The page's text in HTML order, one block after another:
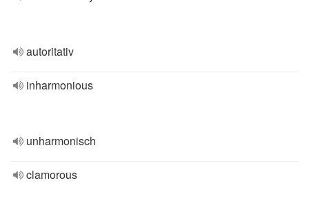
autoritativ
inharmonious
unharmonisch
clamorous